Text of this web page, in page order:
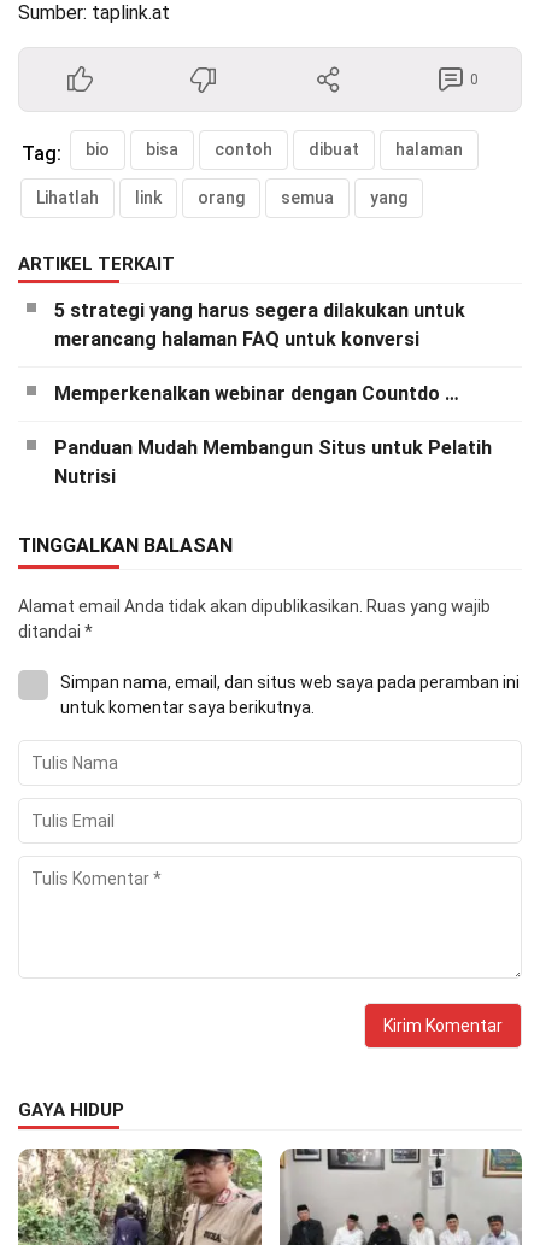
Sumber: taplink.at
0
Tag: bio bisa contoh dibuat halaman
Lihatlah link orang semua yang
ARTIKEL TERKAIT
5 strategi yang harus segera dilakukan untuk
merancang halaman FAQ untuk konversi
Memperkenalkan webinar dengan Countdo …
Panduan Mudah Membangun Situs untuk Pelatih
Nutrisi
TINGGALKAN BALASAN
Alamat email Anda tidak akan dipublikasikan. Ruas yang wajib
ditandai *
Simpan nama, email, dan situs web saya pada peramban ini
untuk komentar saya berikutnya.
GAYA HIDUP